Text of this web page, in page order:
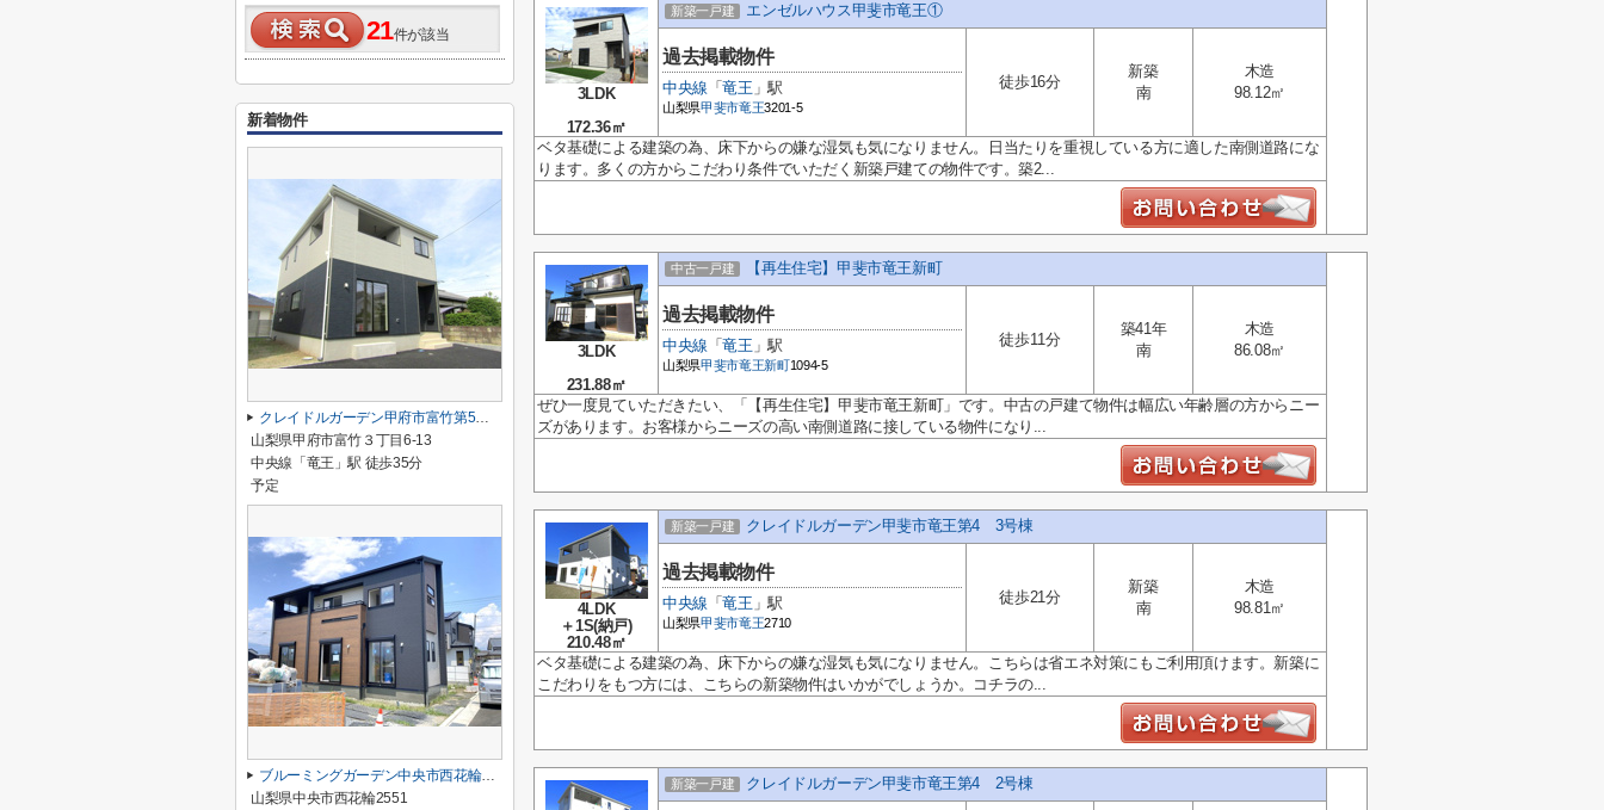
3LDK
172.36㎡
新築一戸建 エンゼルハウス甲斐市竜王①
過去掲載物件
中央線 「竜王 」駅
山梨県甲斐市竜王3201-5
徒歩16分
新築
南
木造
98.12㎡
ベタ基礎による建築の為、床下からの嫌な湿気も気になりません。日当たりを重視している方に適した南側道路にな
ります。多くの方からこだわり条件でいただく新築戸建ての物件です。築2...
3LDK
231.88㎡
中古一戸建 【再生住宅】甲斐市竜王新町
過去掲載物件
中央線 「竜王 」駅
山梨県甲斐市竜王新町1094-5
徒歩11分
築41年
南
木造
86.08㎡
ぜひ一度見ていただきたい、「【再生住宅】甲斐市竜王新町」です。中古の戸建て物件は幅広い年齢層の方からニー
ズがあります。お客様からニーズの高い南側道路に接している物件になり...
4LDK
＋1S(納戸)
210.48㎡
新築一戸建 クレイドルガーデン甲斐市竜王第4 3号棟
過去掲載物件
中央線 「竜王 」駅
山梨県甲斐市竜王2710
徒歩21分
新築
南
木造
98.81㎡
ベタ基礎による建築の為、床下からの嫌な湿気も気になりません。こちらは省エネ対策にもご利用頂けます。新築に
こだわりをもつ方には、こちらの新築物件はいかがでしょうか。コチラの...
新築一戸建 クレイドルガーデン甲斐市竜王第4 2号棟
21件が該当
新着物件
クレイドルガーデン甲府市富竹第5 3号棟
山梨県甲府市富竹３丁目6-13
中央線「竜王」駅 徒歩35分
予定
ブルーミングガーデン中央市西花輪2期 2号棟
山梨県中央市西花輪2551